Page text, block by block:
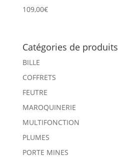
109,00€
Catégories de produits
BILLE
COFFRETS
FEUTRE
MAROQUINERIE
MULTIFONCTION
PLUMES
PORTE MINES